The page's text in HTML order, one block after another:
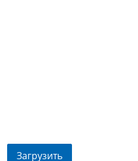
Загрузить